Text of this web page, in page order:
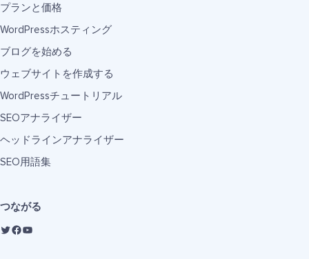
プランと価格
WordPressホスティング
ブログを始める
ウェブサイトを作成する
WordPressチュートリアル
SEOアナライザー
ヘッドラインアナライザー
SEO用語集
つながる